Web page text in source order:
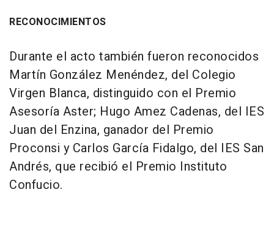
RECONOCIMIENTOS
Durante el acto también fueron reconocidos
Martín González Menéndez, del Colegio
Virgen Blanca, distinguido con el Premio
Asesoría Aster; Hugo Amez Cadenas, del IES
Juan del Enzina, ganador del Premio
Proconsi y Carlos García Fidalgo, del IES San
Andrés, que recibió el Premio Instituto
Confucio.